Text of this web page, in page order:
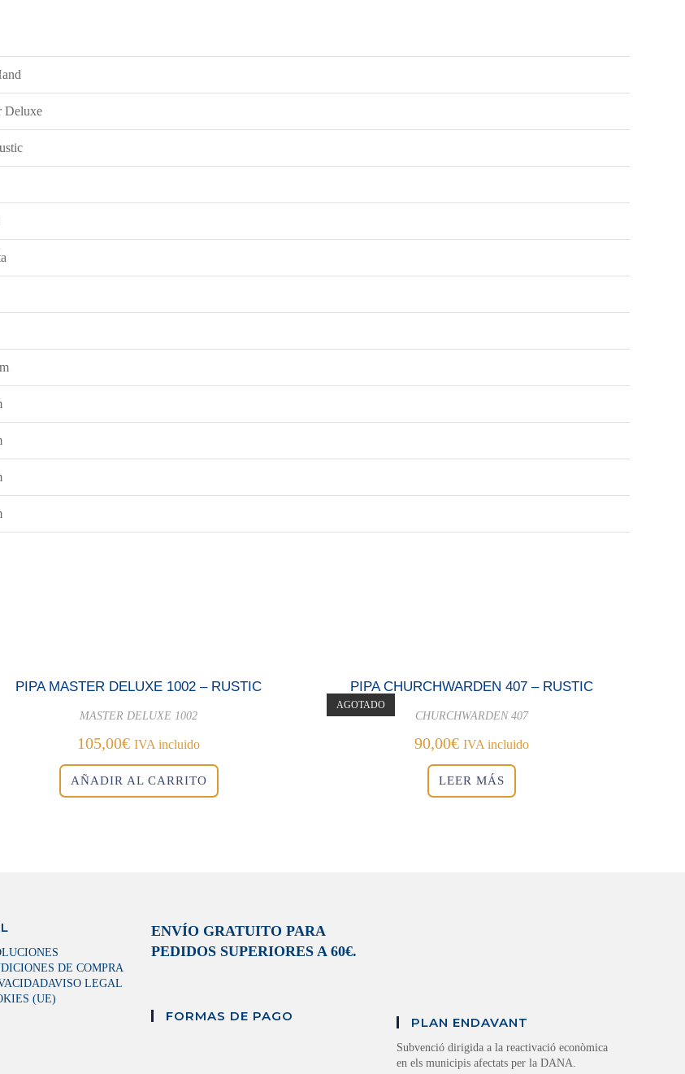
Deluxe
PIPA MASTER DELUXE 1002 – RUSTIC
MASTER DELUXE 1002
105,00€ IVA incluido
AÑADIR AL CARRITO
AGOTADO
PIPA CHURCHWARDEN 407 – RUSTIC
CHURCHWARDEN 407
90,00€ IVA incluido
LEER MÁS
DE COMPRA
AVISO LEGAL
(UE)
ENVÍO GRATUITO PARA
PEDIDOS SUPERIORES A 60€.
FORMAS DE PAGO PLAN ENDAVANT
Subvenció dirigida a la reactivació econòmica
en els municipis afectats per la DANA.